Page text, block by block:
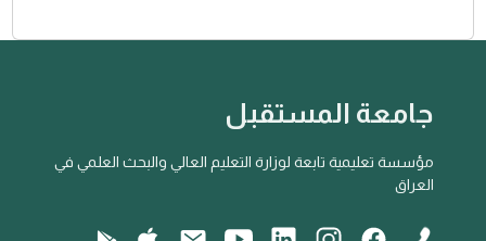
جامعة المستقبل
مؤسسة تعليمية تابعة لوزارة التعليم العالي والبحث العلمي في
العراق